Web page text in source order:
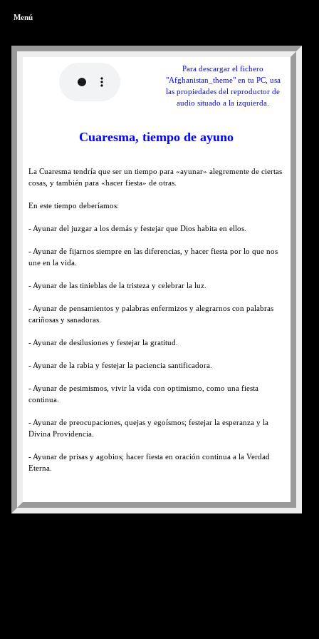
Menú
Para descargar el fichero
"Afghanistan_theme" en tu PC, usa
las propiedades del reproductor de
audio situado a la izquierda.
Cuaresma, tiempo de ayuno
La Cuaresma tendría que ser un tiempo para «ayunar» alegremente de ciertas
cosas, y también para «hacer fiesta» de otras.
En este tiempo deberíamos:
- Ayunar del juzgar a los demás y festejar que Dios habita en ellos.
- Ayunar de fijarnos siempre en las diferencias, y hacer fiesta por lo que nos
une en la vida.
- Ayunar de las tinieblas de la tristeza y celebrar la luz.
- Ayunar de pensamientos y palabras enfermizos y alegrarnos con palabras
cariñosas y sanadoras.
- Ayunar de desilusiones y festejar la gratitud.
- Ayunar de la rabia y festejar la paciencia santificadora.
- Ayunar de pesimismos, vivir la vida con optimismo, como una fiesta
continua.
- Ayunar de preocupaciones, quejas y egoísmos; festejar la esperanza y la
Divina Providencia.
- Ayunar de prisas y agobios; hacer fiesta en oración continua a la Verdad
Eterna.